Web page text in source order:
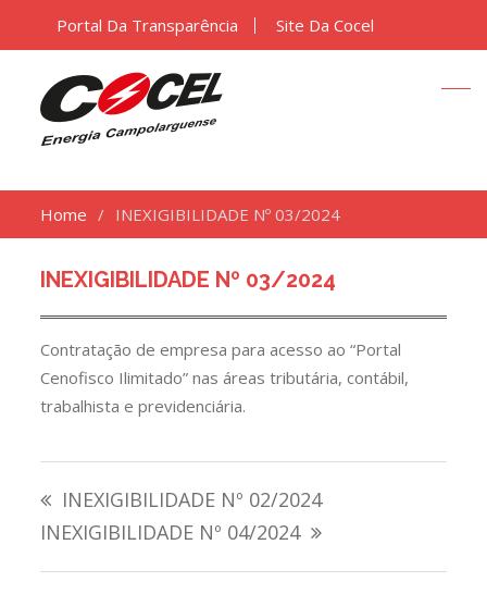
Portal Da Transparência Site Da Cocel
Home INEXIGIBILIDADE Nº 03/2024
INEXIGIBILIDADE Nº 03/2024
Contratação de empresa para acesso ao “Portal
Cenofisco Ilimitado” nas áreas tributária, contábil,
trabalhista e previdenciária.
INEXIGIBILIDADE Nº 02/2024
INEXIGIBILIDADE Nº 04/2024